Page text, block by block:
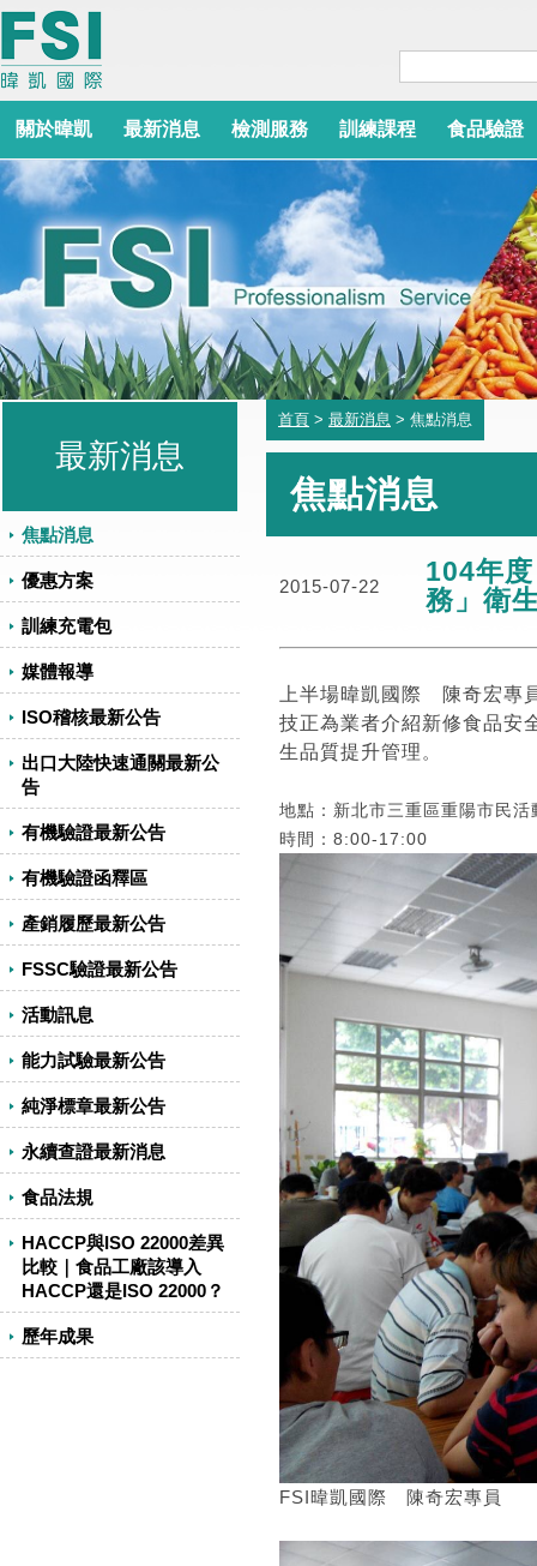
關於暐凱 最新消息 檢測服務 訓練課程 食品驗證
最新消息
焦點消息
優惠方案
訓練充電包
媒體報導
ISO稽核最新公告
出口大陸快速通關最新公
告
有機驗證最新公告
有機驗證函釋區
產銷履歷最新公告
FSSC驗證最新公告
活動訊息
能力試驗最新公告
純淨標章最新公告
永續查證最新消息
食品法規
HACCP與ISO 22000差異
比較｜食品工廠該導入
HACCP還是ISO 22000？
歷年成果
首頁 > 最新消息 > 焦點消息
焦點消息
2015-07-22
104年
務」衛
上半場暐凱國際 陳奇宏專
技正為業者介紹新修食品
生品質提升管理 。
地點：新北市三重區重陽市民活
時間：8:00-17:00
FSI暐凱國際 陳奇宏專員